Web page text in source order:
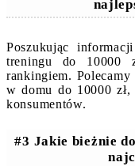
Poszukując
treningu do 10000
rankingiem.
w domu do 10000
konsumentów.
#3 Jakie bieżnie